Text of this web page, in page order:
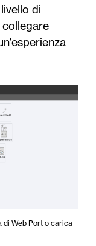
di
collegare
di Web Port o carica